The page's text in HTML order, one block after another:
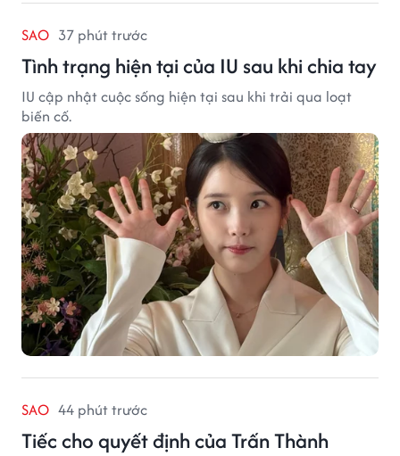
SAO 37 phút trước
Tình trạng hiện tại của IU sau khi chia tay
IU cập nhật cuộc sống hiện tại sau khi trải qua loạt
biến cố.
SAO 44 phút trước
Tiếc cho quyết định của Trấn Thành